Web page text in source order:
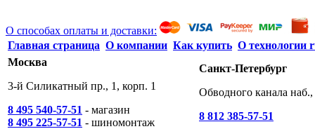
О способах оплаты и доставки:
Главная страница О компании Как купить О технологии
Москва
3-й Силикатный пр., 1, корп. 1
8 495 540-57-51 - магазин
8 495 225-57-51 - шиномонтаж
Санкт-Петербург
Обводного канала
8 812 385-57-51